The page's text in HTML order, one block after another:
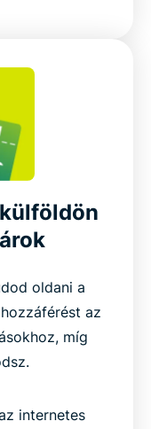
oldani a
az
míg
internetes